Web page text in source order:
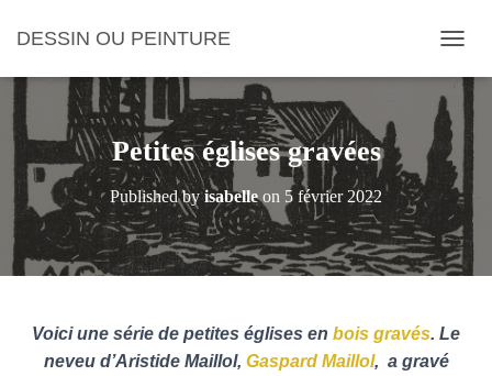
DESSIN OU PEINTURE
U
R
I
R
/
F
E
R
M
L
Petites églises gravées
Published byisabelleon 5 février 2022
Voici une série de petites églises en bois gravés. Le
neveu d’Aristide Maillol, Gaspard Maillol, a gravé